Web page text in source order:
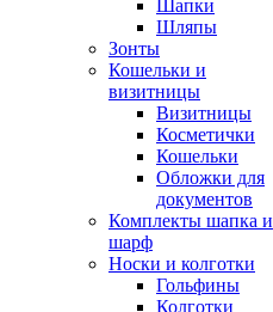
Шапки
Шляпы
Зонты
Кошельки и
визитницы
Визитницы
Косметички
Кошельки
Обложки для
документов
Комплекты шапка и
шарф
Носки и колготки
Гольфины
Колготки